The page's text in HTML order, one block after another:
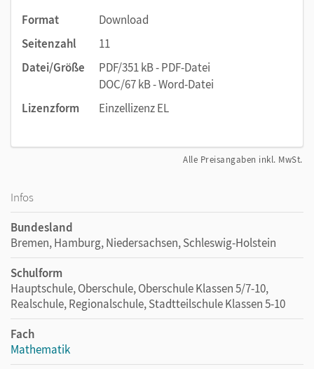
Format
Download
Seitenzahl
11
Datei/Größe
PDF/351 kB - PDF-Datei
DOC/67 kB - Word-Datei
Lizenzform
Einzellizenz EL
Alle Preisangaben inkl. MwSt.
Infos
Bundesland
Bremen, Hamburg, Niedersachsen, Schleswig-Holstein
Schulform
Hauptschule, Oberschule, Oberschule Klassen 5/7-10,
Realschule, Regionalschule, Stadtteilschule Klassen 5-10
Fach
Mathematik